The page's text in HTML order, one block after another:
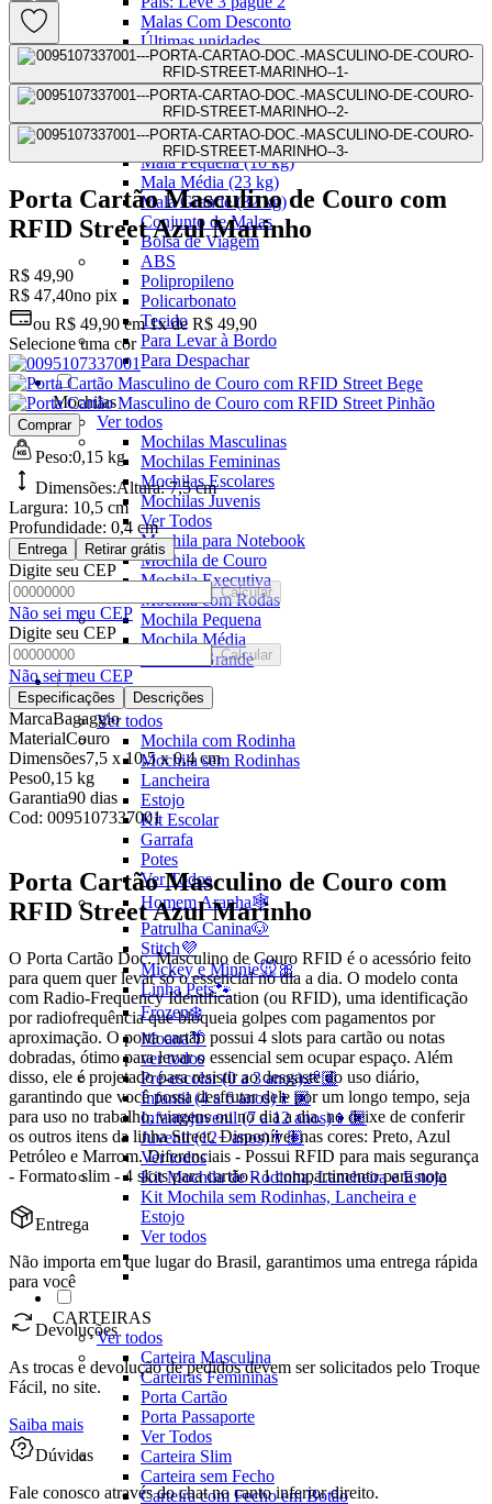
Malas Com Desconto
Últimas unidades
Kits Escolares Com Desconto
malas
Ver todos
Mala de bordo (8 a 10 kg)
Mala Pequena (10 kg)
Mala Média (23 kg)
Mala Grande (32 kg)
Conjunto de Malas
Bolsa de Viagem
ABS
Polipropileno
Policarbonato
Tecido
Para Levar à Bordo
Para Despachar
Mochilas
Ver todos
Mochilas Masculinas
Mochilas Femininas
Mochilas Escolares
Mochilas Juvenis
Ver Todos
Mochila para Notebook
Mochila de Couro
Mochila Executiva
Mochila com Rodas
Mochila Pequena
Mochila Média
Mochila Grande
Escolar
Ver todos
Mochila com Rodinha
Mochila sem Rodinhas
Lancheira
Estojo
Kit Escolar
Garrafa
Potes
Ver Todos
Homem Aranha🕸️
Patrulha Canina🐶
Stitch💜
Mickey e Minnie🐭🎀
Linha Pets🐾
Frozen❄️
Moana🌴
ver todos
Pré-escolar (0 a 3 anos)👶🏽
Infantil (4 a 6 anos)👦🏽
Infantojuvenil (7 a 12 anos)👦🏽
Juvenil (12+ anos)👨🏽
Ver todos
Kit Mochila de Rodinha, Lancheira e Estojo
Kit Mochila sem Rodinhas, Lancheira e
Estojo
Ver todos
CARTEIRAS
Ver todos
Carteira Masculina
Carteiras Femininas
Porta Cartão
Porta Passaporte
Ver Todos
Carteira Slim
Carteira sem Fecho
Carteira com Fecho em Botão
Porta Cartão Masculino de Couro com
RFID Street Azul Marinho
R$ 49,90
R$ 47,40no pix
ou R$ 49,90 em1x de R$ 49,90
Selecione uma cor
Comprar
Peso:0,15 kg
Dimensões:Altura: 7,5 cm
Largura: 10,5 cm
Profundidade: 0,4 cm
Entrega Retirar grátis
Digite seu CEP
Calcular
Não sei meu CEP
Digite seu CEP
Calcular
Não sei meu CEP
Especificações Descrições
MarcaBagaggio
MaterialCouro
Dimensões7,5 x 10,5 x 0,4 cm
Peso0,15 kg
Garantia90 dias
Cod: 0095107337001
Porta Cartão Masculino de Couro com
RFID Street Azul Marinho
O Porta Cartão Doc. Masculino de Couro RFID é o acessório feito
para quem quer levar só o essencial no dia a dia. O modelo conta
com Radio-Frequency Identification (ou RFID), uma identificação
por radiofrequência que bloqueia golpes com pagamentos por
aproximação. O porta cartão possui 4 slots para cartão ou notas
dobradas, ótimo para levar o essencial sem ocupar espaço. Além
disso, ele é projetado para resistir ao desgaste do uso diário,
garantindo que você possa desfrutar dele por um longo tempo, seja
para uso no trabalho, viagens ou no dia a dia. no deixe de conferir
os outros itens da linha Street. Disponível nas cores: Preto, Azul
Petróleo e Marrom. Diferenciais - Possui RFID para mais segurança
- Formato slim - 4 slots para cartão - 1 compartimento para nota
Entrega
Não importa em que lugar do Brasil, garantimos uma entrega rápida
para você
Devoluções
As trocas e devolução de pedidos devem ser solicitados pelo Troque
Fácil, no site.
Saiba mais
Dúvidas
Fale conosco através do chat no canto inferior direito.